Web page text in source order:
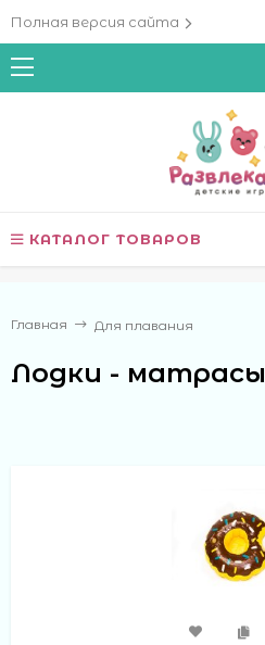
Полная версия сайта
КАТАЛОГ ТОВАРОВ
Главная Для плавания
Лодки - матрасы